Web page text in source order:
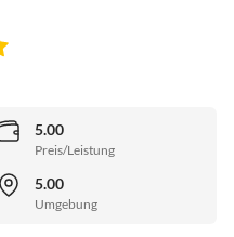
5.00
Preis/Leistung
5.00
Umgebung